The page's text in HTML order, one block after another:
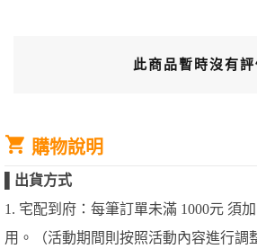
此商品暫時沒有評
購物說明
出貨方式
1. 宅配到府：每筆訂單未滿 1000元 須
用。（活動期間則按照活動內容進行調